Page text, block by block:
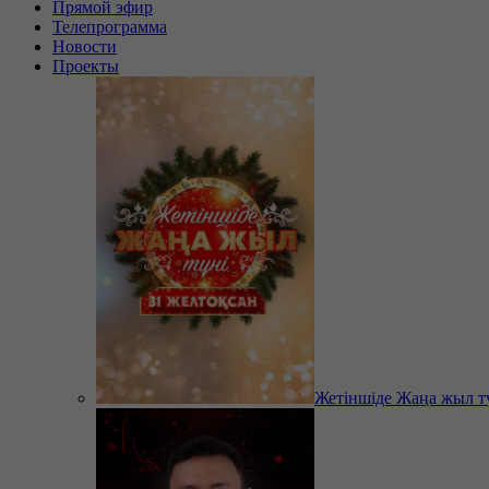
Прямой эфир
Телепрограмма
Новости
Проекты
Жетіншіде Жаңа жыл